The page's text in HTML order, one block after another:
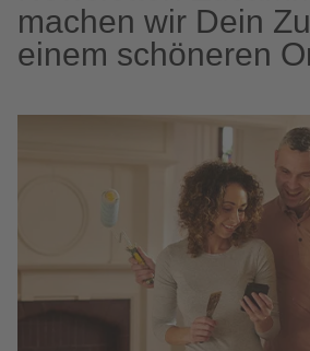
machen wir Dein
einem schöneren